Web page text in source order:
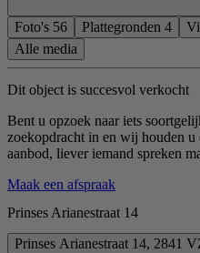
Foto's 56 Plattegronden 4
Alle media
Dit object is succesvol verkocht
Bent u opzoek naar iets
zoekopdracht in en wij houden
aanbod, liever iemand spreken
Maak een afspraak
Prinses Arianestraat 14
Prinses Arianestraat 14, 2841